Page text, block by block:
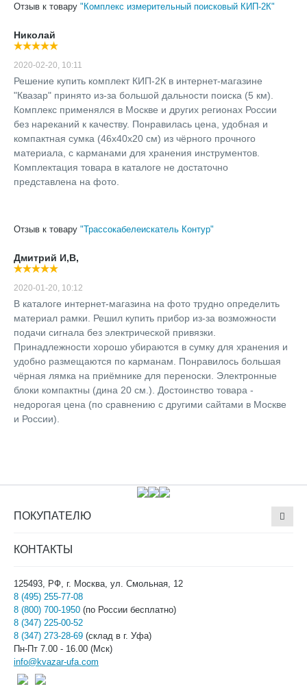
Отзыв к товару "Комплекс измерительный поисковый КИП-2К"
Николай
2020-02-20, 10:11
Решение купить комплект КИП-2К в интернет-магазине
"Квазар" принято из-за большой дальности поиска (5 км).
Комплекс применялся в Москве и других регионах России
без нареканий к качеству. Понравилась цена, удобная и
компактная сумка (46х40х20 см) из чёрного прочного
материала, с карманами для хранения инструментов.
Комплектация товара в каталоге не достаточно
представлена на фото.
Отзыв к товару "Трассокабелеискатель Контур"
Дмитрий И,В,
2020-01-20, 10:12
В каталоге интернет-магазина на фото трудно определить
материал рамки. Решил купить прибор из-за возможности
подачи сигнала без электрической привязки.
Принадлежности хорошо убираются в сумку для хранения и
удобно размещаются по карманам. Понравилось большая
чёрная лямка на приёмнике для переноски. Электронные
блоки компактны (дина 20 см.). Достоинство товара -
недорогая цена (по сравнению с другими сайтами в Москве
и России).
ПОКУПАТЕЛЮ
КОНТАКТЫ
125493, РФ, г. Москва, ул. Смольная, 12
8 (495) 255-77-08
8 (800) 700-1950 (по России бесплатно)
8 (347) 225-00-52
8 (347) 273-28-69 (склад в г. Уфа)
Пн-Пт 7.00 - 16.00 (Мск)
info@kvazar-ufa.com